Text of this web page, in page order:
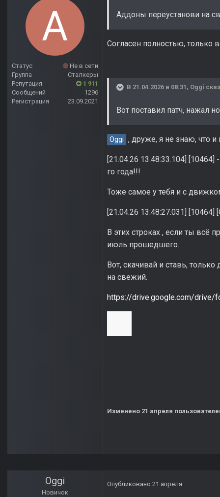
Статус
Не в сети
Группа
Сталкеры
Репутация
1 911
Сообщений
1296
Регистрация
23.09.2021
Аддоны переустанови на
Согласен полностью, только
В 21.04.2026 в 08:31, Oggi
Вот поставил патч, нажал
Oggi , друже, я не знаю, что
[21.04.26 13:48:33.104]
го года!!!
Тоже самое у тебя и с
[21.04.26 13:48:27.031]
В этих строках , если ты всё
июль прошедшего.
Вот, скачивай и ставь,
на свежий.
https://drive.google.com/drive/
Изменено 21 апреля
Oggi
Новичок
Опубликовано 21 апреля